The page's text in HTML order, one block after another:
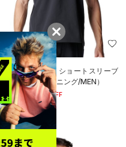
SALE
UAプレステージ ショートスリーブ
Tシャツ（トレーニング/MEN）
￥5,544 30%OFF
￥7,920